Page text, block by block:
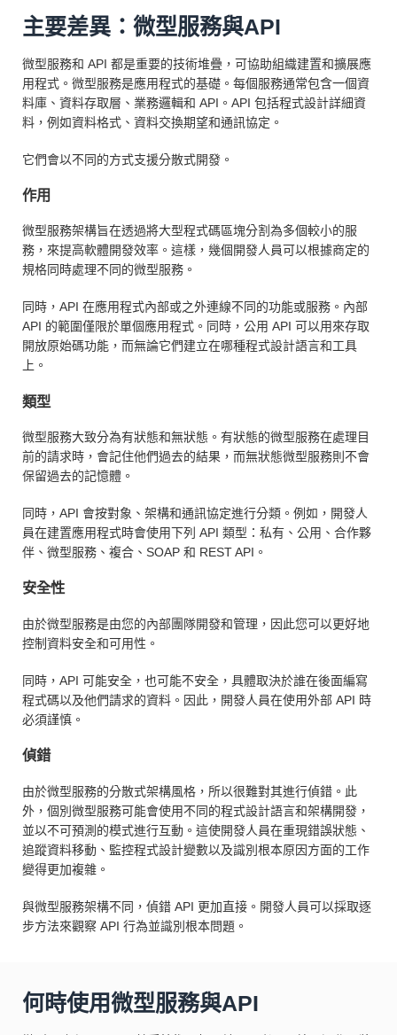
主要差異：微型服務與API
微型服務和 API 都是重要的技術堆疊，可協助組織建置和擴展應
用程式。微型服務是應用程式的基礎。每個服務通常包含一個資
料庫、資料存取層、業務邏輯和 API。API 包括程式設計詳細資
料，例如資料格式、資料交換期望和通訊協定。
它們會以不同的方式支援分散式開發。
作用
微型服務架構旨在透過將大型程式碼區塊分割為多個較小的服
務，來提高軟體開發效率。這樣，幾個開發人員可以根據商定的
規格同時處理不同的微型服務。
同時，API 在應用程式內部或之外連線不同的功能或服務。內部
API 的範圍僅限於單個應用程式。同時，公用 API 可以用來存取
開放原始碼功能，而無論它們建立在哪種程式設計語言和工具
上。
類型
微型服務大致分為有狀態和無狀態。有狀態的微型服務在處理目
前的請求時，會記住他們過去的結果，而無狀態微型服務則不會
保留過去的記憶體。
同時，API 會按對象、架構和通訊協定進行分類。例如，開發人
員在建置應用程式時會使用下列 API 類型：私有、公用、合作夥
伴、微型服務、複合、SOAP 和 REST API。
安全性
由於微型服務是由您的內部團隊開發和管理，因此您可以更好地
控制資料安全和可用性。
同時，API 可能安全，也可能不安全，具體取決於誰在後面編寫
程式碼以及他們請求的資料。因此，開發人員在使用外部 API 時
必須謹慎。
偵錯
由於微型服務的分散式架構風格，所以很難對其進行偵錯。此
外，個別微型服務可能會使用不同的程式設計語言和架構開發，
並以不可預測的模式進行互動。這使開發人員在重現錯誤狀態、
追蹤資料移動、監控程式設計變數以及識別根本原因方面的工作
變得更加複雜。
與微型服務架構不同，偵錯 API 更加直接。開發人員可以採取逐
步方法來觀察 API 行為並識別根本問題。
何時使用微型服務與API